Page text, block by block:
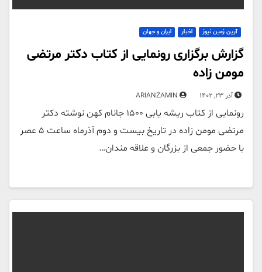
آرین زمین نیوز اخبار ایران و جهان
گزارش برگزاری رونمایی از کتاب دکتر مرتضی
مومن زاده
آذر 23, 1402
رونمایی از کتاب ریشه یابی 1500 جانام کهن نوشته دکتر
مرتضی مومن زاده در تاریخ بیست و دوم آذرماه ساعت 5 عصر
با حضور جمعی از بزرگان و علاقه مندان…